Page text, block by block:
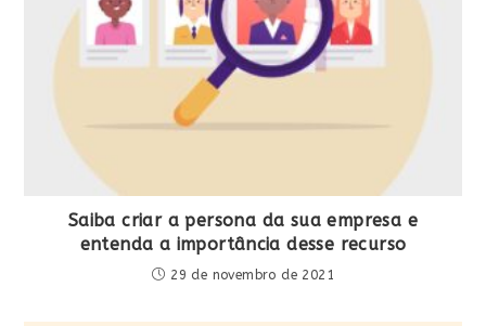
Saiba criar a persona da sua empresa e
entenda a importância desse recurso
29 de novembro de 2021